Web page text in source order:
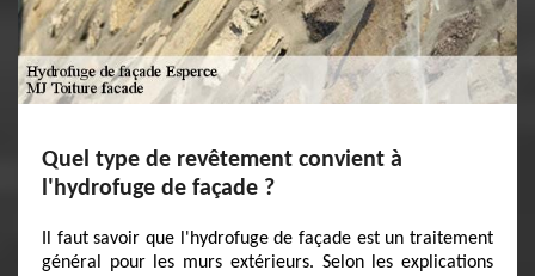
Quel type de revêtement convient à
l'hydrofuge de façade ?
Il faut savoir que l'hydrofuge de façade est un traitement
général pour les murs extérieurs. Selon les explications